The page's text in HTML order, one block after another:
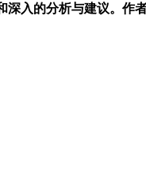
入的分析与建议。作